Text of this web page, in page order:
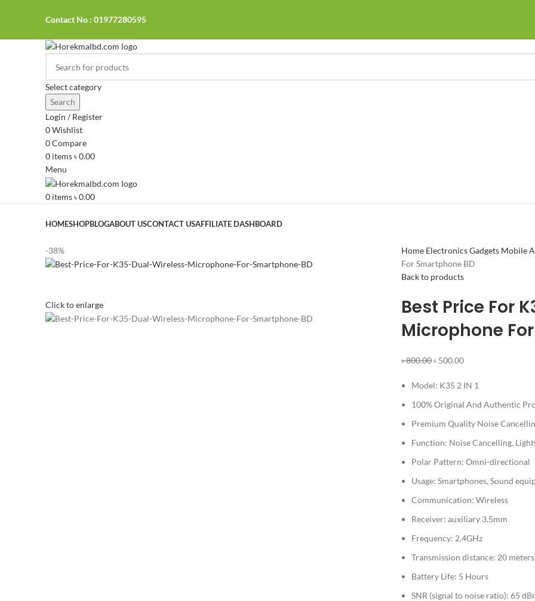
Contact No : 01977280595
Select category
Search
Login / Register
0Wishlist
0Compare
0 items৳0.00
Menu
0 items৳0.00
HOMESHOPBLOGABOUT USCONTACT USAFFILIATE DASHBOARD
-38%
Click to enlarge
Home ElectronicsGadgets Mobile
For Smartphone BD
Back to products
Best Price For
Microphone
৳800.00৳ 500.00
Model: K35 2 IN 1
100% Original And Authentic
Premium Quality Noise
Function: Noise Cancelling,
Polar Pattern: Omni-directional
Usage: Smartphones, Sound
Communication: Wireless
Receiver: auxiliary 3.5mm
Frequency: 2.4GHz
Transmission distance: 20
Battery Life: 5 Hours
SNR (signal to noise ratio): 65